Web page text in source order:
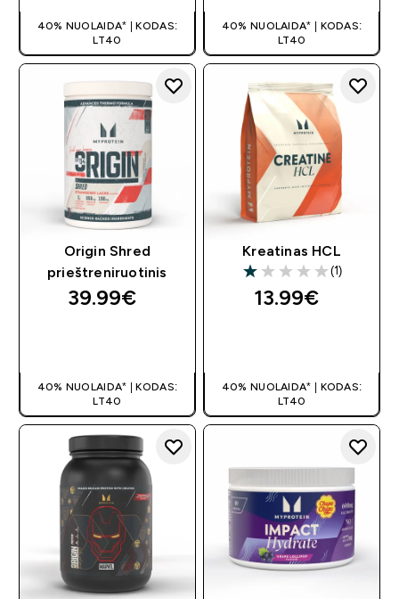
40% NUOLAIDA* | KODAS:
LT40
40% NUOLAIDA* | KODAS:
LT40
Origin Shred
prieštreniruotinis
39.99€‎
40% NUOLAIDA* | KODAS:
LT40
Kreatinas HCL
1 out of 5 stars
(1)
13.99€‎
40% NUOLAIDA* | KODAS:
LT40